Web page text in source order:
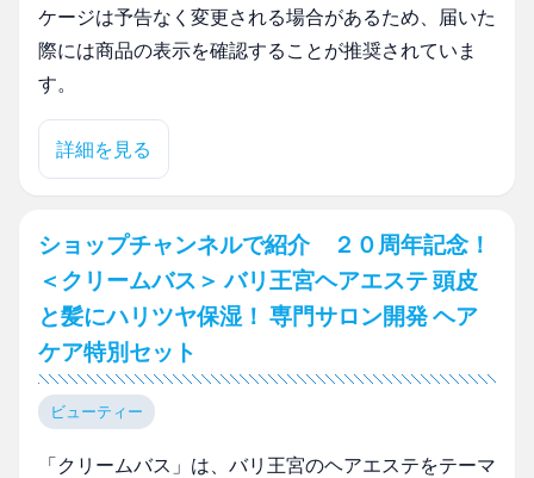
ケージは予告なく変更される場合があるため、届いた
際には商品の表示を確認することが推奨されていま
す。
詳細を見る
ショップチャンネルで紹介 ２０周年記念！
＜クリームバス＞ バリ王宮ヘアエステ 頭皮
と髪にハリツヤ保湿！ 専門サロン開発 ヘア
ケア特別セット
ビューティー
「クリームバス」は、バリ王宮のヘアエステをテーマ